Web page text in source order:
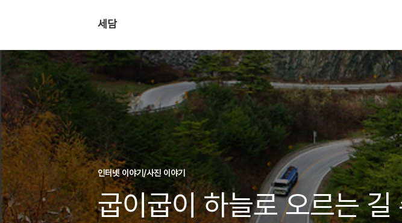
세담
인터넷 이야기/사진 이야기
굽이굽이 하늘로 오르는 길